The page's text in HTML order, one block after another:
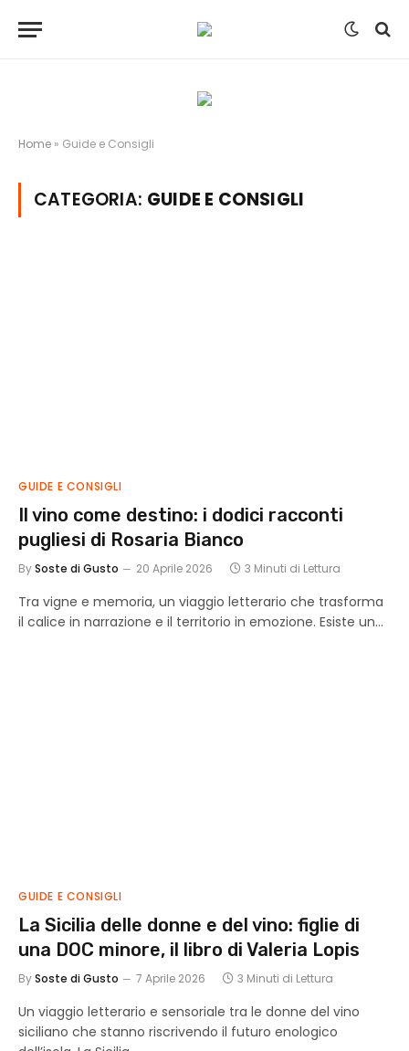
Home » Guide e Consigli
CATEGORIA: GUIDE E CONSIGLI
GUIDE E CONSIGLI
Il vino come destino: i dodici racconti
pugliesi di Rosaria Bianco
BySoste di Gusto 20 Aprile 2026 3 Minuti di Lettura
Tra vigne e memoria, un viaggio letterario che trasforma
il calice in narrazione e il territorio in emozione. Esiste un…
GUIDE E CONSIGLI
La Sicilia delle donne e del vino: figlie di
una DOC minore, il libro di Valeria Lopis
BySoste di Gusto 7 Aprile 2026 3 Minuti di Lettura
Un viaggio letterario e sensoriale tra le donne del vino
siciliano che stanno riscrivendo il futuro enologico